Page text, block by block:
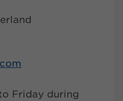
Friday during